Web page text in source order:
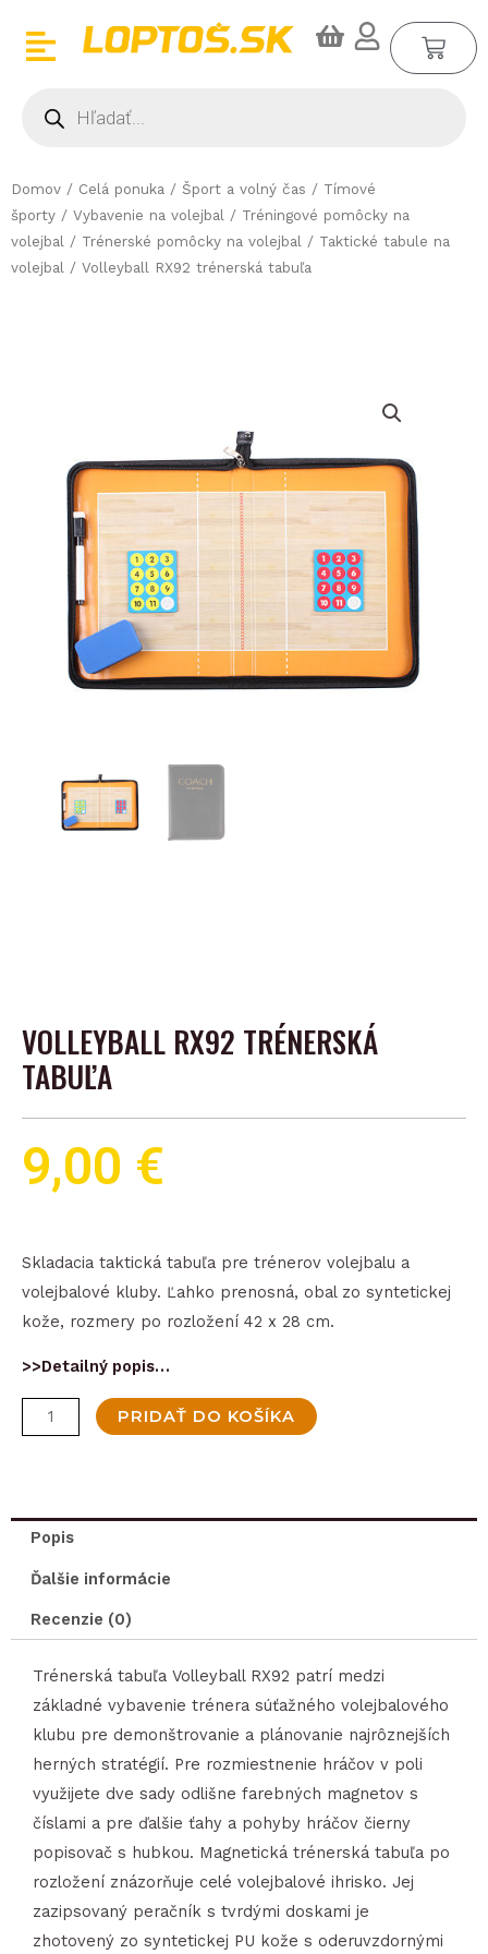
Domov / Celá ponuka / Šport a volný čas / Tímové
športy / Vybavenie na volejbal / Tréningové pomôcky na
volejbal / Trénerské pomôcky na volejbal / Taktické tabule na
volejbal / Volleyball RX92 trénerská tabuľa
VOLLEYBALL RX92 TRÉNERSKÁ
TABUĽA
9,00 €
Skladacia taktická tabuľa pre trénerov volejbalu a
volejbalové kluby. Ľahko prenosná, obal zo syntetickej
kože, rozmery po rozložení 42 x 28 cm.
>>Detailný popis…
množstvo
Volleyball
tabuľa
PRIDAŤ DO KOŠÍKA
Popis
Ďalšie informácie
Recenzie (0)
Trénerská tabuľa Volleyball RX92 patrí medzi
základné vybavenie trénera súťažného volejbalového
klubu pre demonštrovanie a plánovanie najrôznejších
herných stratégií. Pre rozmiestnenie hráčov v poli
využijete dve sady odlišne farebných magnetov s
číslami a pre ďalšie ťahy a pohyby hráčov čierny
popisovač s hubkou. Magnetická trénerská tabuľa po
rozložení znázorňuje celé volejbalové ihrisko. Jej
zazipsovaný peračník s tvrdými doskami je
zhotovený zo syntetickej PU kože s oderuvzdornými